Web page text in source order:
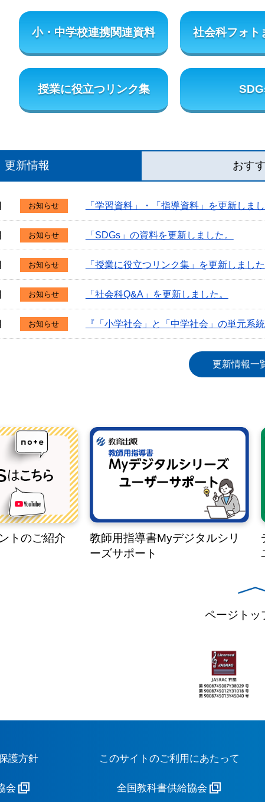
小・中学校連携関連資料 社会科フォト
授業に役立つリンク集
更新情報 おす
お知らせ 「学習資料」・「指導資料」を更新しまし
お知らせ 「SDGs」の資料を更新しました。
お知らせ 「授業に役立つリンク集」を更新しました
お知らせ 「社会科Q&A」を更新しました。
お知らせ 『「小学社会」と「中学社会」の単元系
更新情報一
トのご紹介
教師用指導書Myデジタルシリ
ーズサポート
ページトッ
護方針 このサイトのご利用にあたって
会 全国教科書供給協会